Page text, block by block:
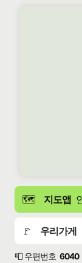
🗺️ 지도앱
🚩 우리가게
📮 우편번호 6040